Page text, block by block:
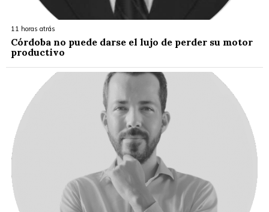
11 horas atrás
Córdoba no puede darse el lujo de perder su motor
productivo